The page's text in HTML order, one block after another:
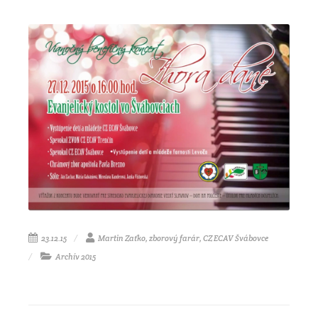
23.12.15
Martin Zaťko, zborový farár, CZ ECAV Švábovce
Archív 2015